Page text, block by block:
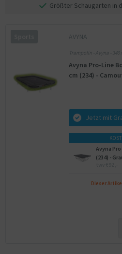
Größter Schaugarten in
AVYNA
Trampolin - Avyna - 340
Avyna Pro-Line
cm (234) -
Jetzt mit
Avyna
(234) -
Dieser